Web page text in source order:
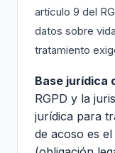
artículo 9 del
datos sobre
tratamiento
Base jurídica
RGPD y la
jurídica para
de acoso es el